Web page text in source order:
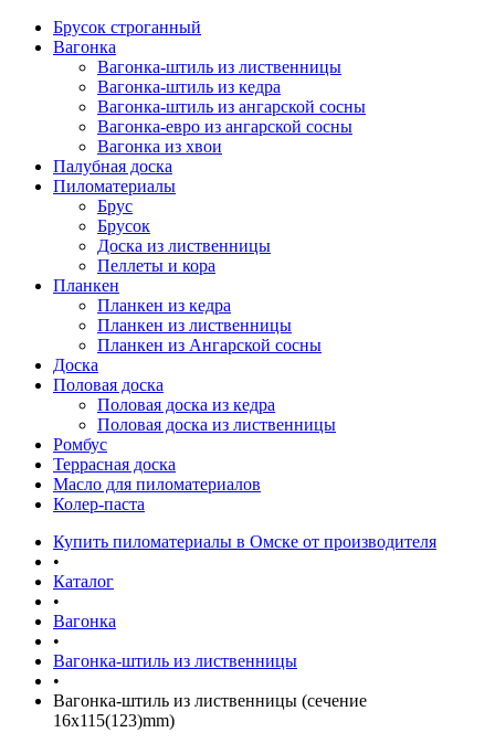
Брусок строганный
Вагонка
Вагонка-штиль из лиственницы
Вагонка-штиль из кедра
Вагонка-штиль из ангарской сосны
Вагонка-евро из ангарской сосны
Вагонка из хвои
Палубная доска
Пиломатериалы
Брус
Брусок
Доска из лиственницы
Пеллеты и кора
Планкен
Планкен из кедра
Планкен из лиственницы
Планкен из Ангарской сосны
Доска
Половая доска
Половая доска из кедра
Половая доска из лиственницы
Ромбус
Террасная доска
Масло для пиломатериалов
Колер-паста
Купить пиломатериалы в Омске от производителя
•
Каталог
•
Вагонка
•
Вагонка-штиль из лиственницы
•
Вагонка-штиль из лиственницы (сечение
16x115(123)mm)